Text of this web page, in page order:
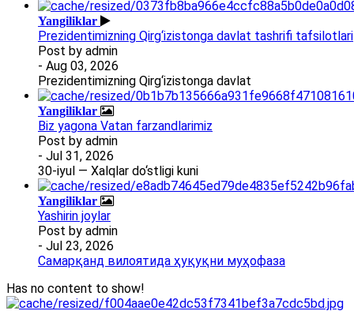
Yangiliklar
Prezidentimizning Qirg‘izistonga davlat tashrifi tafsilotlari
Post by admin
- Aug 03, 2026
Prezidentimizning Qirg‘izistonga davlat
Yangiliklar
Biz yagona Vatan farzandlarimiz
Post by admin
- Jul 31, 2026
30-iyul — Xalqlar do‘stligi kuni
Yangiliklar
Yashirin joylar
Post by admin
- Jul 23, 2026
Самарқанд вилоятида ҳуқуқни муҳофаза
Has no content to show!